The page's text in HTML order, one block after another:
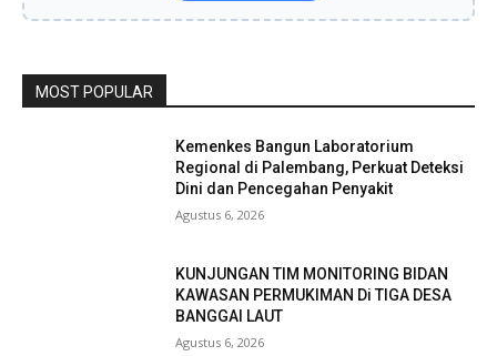
MOST POPULAR
Kemenkes Bangun Laboratorium
Regional di Palembang, Perkuat Deteksi
Dini dan Pencegahan Penyakit
Agustus 6, 2026
KUNJUNGAN TIM MONITORING BIDAN
KAWASAN PERMUKIMAN Di TIGA DESA
BANGGAI LAUT
Agustus 6, 2026